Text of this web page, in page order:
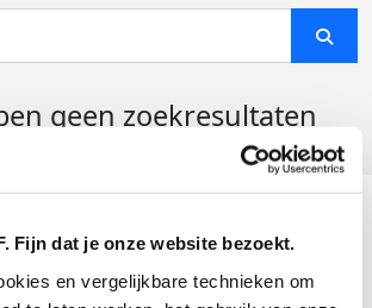
Fijn dat je onze website bezoekt.
en vergelijkbare technieken om
geen zoekresultaten